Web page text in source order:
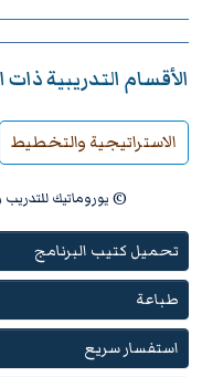
الأقسام التدريبية ذات
الاستراتيجية والتخطيط
© يوروماتيك
تحميل كتيب البرنامج
طباعة
استفسار سريع